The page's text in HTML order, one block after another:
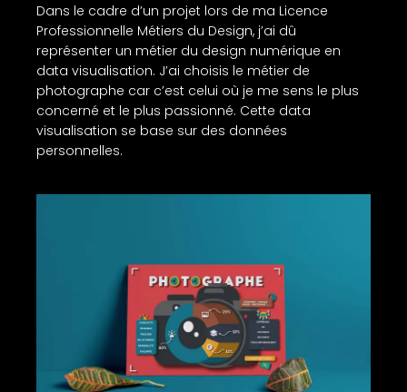
Dans le cadre d’un projet lors de ma Licence
Professionnelle Métiers du Design, j’ai dû
représenter un métier du design numérique en
data visualisation. J’ai choisis le métier de
photographe car c’est celui où je me sens le plus
concerné et le plus passionné. Cette data
visualisation se base sur des données
personnelles.